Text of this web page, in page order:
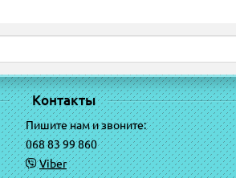
Контакты
Пишите нам и звоните:
068 83 99 860
Viber